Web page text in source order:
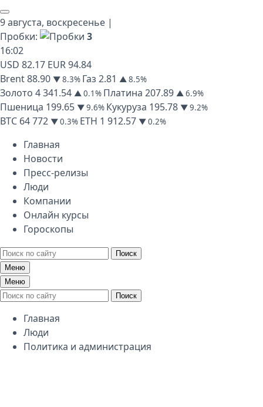
9 августа, воскресенье |
Пробки:
3
16:02
USD 82.17 EUR94.84
Brent88.90 ▼ 8.3% Газ 2.81 ▲ 8.5%
Золото 4 341.54 ▲ 0.1% Платина 207.89 ▲ 6.9%
Пшеница 199.65 ▼ 9.6% Кукуруза 195.78 ▼ 9.2%
BTC 64 772 ▼ 0.3% ETH 1 912.57 ▼ 0.2%
Главная
Новости
Пресс-релизы
Люди
Компании
Онлайн курсы
Гороскопы
Поиск
Меню
Меню
Поиск
Главная
Люди
Политика и администрация